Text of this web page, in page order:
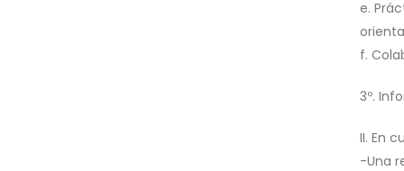
e.
f.
3º.
II. En
-Una